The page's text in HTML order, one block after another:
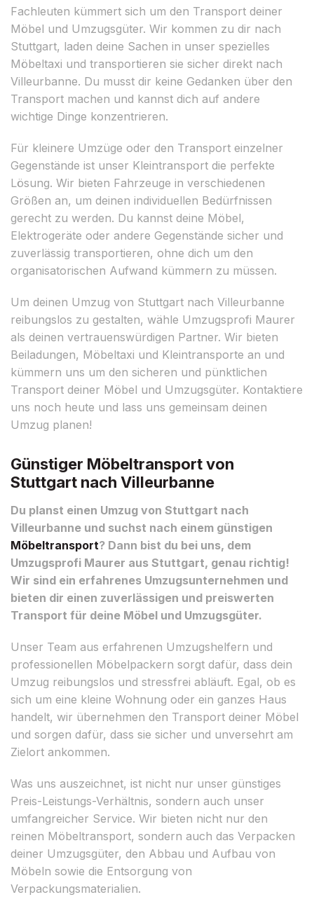
Fachleuten kümmert sich um den Transport deiner
Möbel und Umzugsgüter. Wir kommen zu dir nach
Stuttgart, laden deine Sachen in unser spezielles
Möbeltaxi und transportieren sie sicher direkt nach
Villeurbanne. Du musst dir keine Gedanken über den
Transport machen und kannst dich auf andere
wichtige Dinge konzentrieren.
Für kleinere Umzüge oder den Transport einzelner
Gegenstände ist unser Kleintransport die perfekte
Lösung. Wir bieten Fahrzeuge in verschiedenen
Größen an, um deinen individuellen Bedürfnissen
gerecht zu werden. Du kannst deine Möbel,
Elektrogeräte oder andere Gegenstände sicher und
zuverlässig transportieren, ohne dich um den
organisatorischen Aufwand kümmern zu müssen.
Um deinen Umzug von Stuttgart nach Villeurbanne
reibungslos zu gestalten, wähle Umzugsprofi Maurer
als deinen vertrauenswürdigen Partner. Wir bieten
Beiladungen, Möbeltaxi und Kleintransporte an und
kümmern uns um den sicheren und pünktlichen
Transport deiner Möbel und Umzugsgüter. Kontaktiere
uns noch heute und lass uns gemeinsam deinen
Umzug planen!
Günstiger Möbeltransport von
Stuttgart nach Villeurbanne
Du planst einen Umzug von Stuttgart nach
Villeurbanne und suchst nach einem günstigen
Möbeltransport? Dann bist du bei uns, dem
Umzugsprofi Maurer aus Stuttgart, genau richtig!
Wir sind ein erfahrenes Umzugsunternehmen und
bieten dir einen zuverlässigen und preiswerten
Transport für deine Möbel und Umzugsgüter.
Unser Team aus erfahrenen Umzugshelfern und
professionellen Möbelpackern sorgt dafür, dass dein
Umzug reibungslos und stressfrei abläuft. Egal, ob es
sich um eine kleine Wohnung oder ein ganzes Haus
handelt, wir übernehmen den Transport deiner Möbel
und sorgen dafür, dass sie sicher und unversehrt am
Zielort ankommen.
Was uns auszeichnet, ist nicht nur unser günstiges
Preis-Leistungs-Verhältnis, sondern auch unser
umfangreicher Service. Wir bieten nicht nur den
reinen Möbeltransport, sondern auch das Verpacken
deiner Umzugsgüter, den Abbau und Aufbau von
Möbeln sowie die Entsorgung von
Verpackungsmaterialien.